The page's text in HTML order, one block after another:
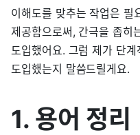
이해도를 맞추는 작업은 필
제공함으로써, 간극을 좁히
도입했어요. 그럼 제가 단
도입했는지 말씀드릴게요.
1. 용어 정리